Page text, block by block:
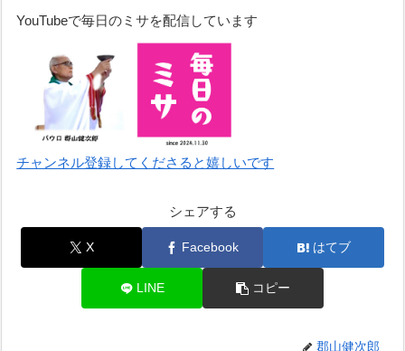
YouTubeで毎日のミサを配信しています
チャンネル登録してくださると嬉しいです
シェアする
X Facebook はてブ
LINE コピー
郡山健次郎